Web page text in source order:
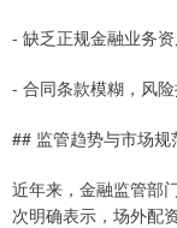
- 缺乏正规金融业务
- 合同条款模糊，风
## 监管趋势与市场规
近年来，金融监管部
次明确表示，场外配